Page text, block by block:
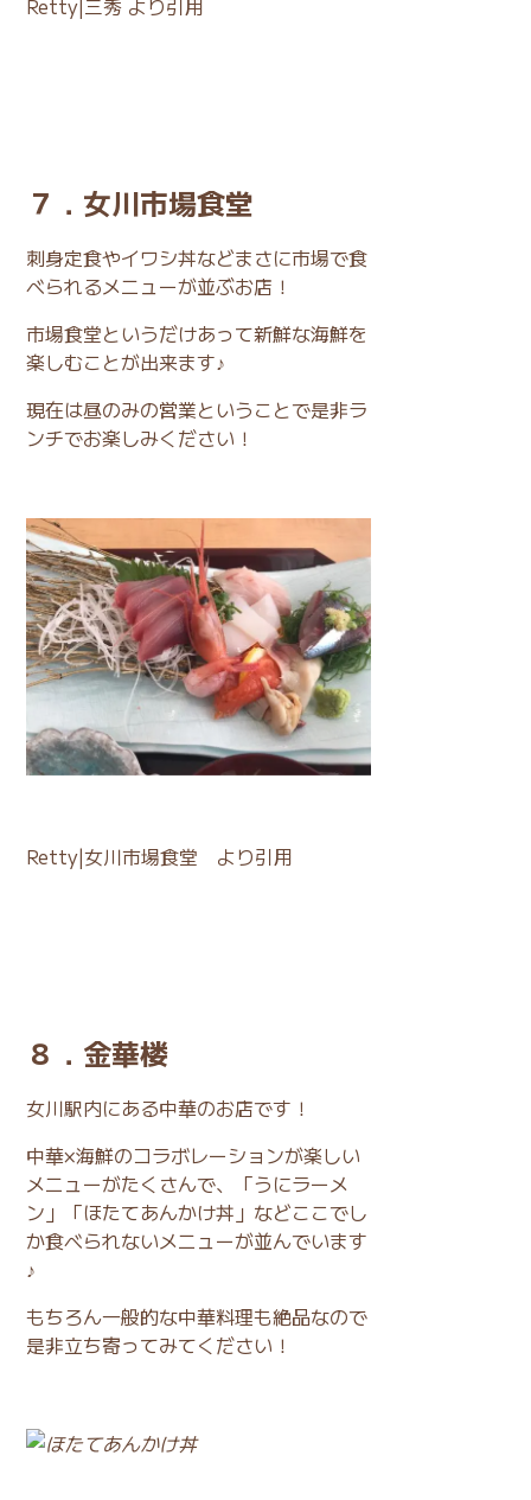
Retty|三秀 より引用
７．女川市場食堂
刺身定食やイワシ丼などまさに市場で食
べられるメニューが並ぶお店！
市場食堂というだけあって新鮮な海鮮を
楽しむことが出来ます♪
現在は昼のみの営業ということで是非ラ
ンチでお楽しみください！
Retty|女川市場食堂 より引用
８．金華楼
女川駅内にある中華のお店です！
中華×海鮮のコラボレーションが楽しい
メニューがたくさんで、「うにラーメ
ン」「ほたてあんかけ丼」などここでし
か食べられないメニューが並んでいます
♪
もちろん一般的な中華料理も絶品なので
是非立ち寄ってみてください！